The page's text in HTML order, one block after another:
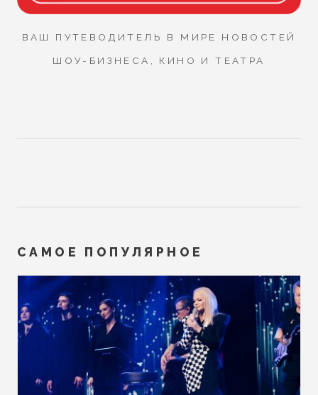
ВАШ ПУТЕВОДИТЕЛЬ В МИРЕ НОВОСТЕЙ
ШОУ-БИЗНЕСА, КИНО И ТЕАТРА
САМОЕ ПОПУЛЯРНОЕ